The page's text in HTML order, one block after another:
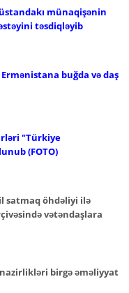
münaqişənin
təsdiqləyib
buğda və daş
"Türkiye
(FOTO)
satmaq öhdəliyi ilə
vətəndaşlara
birgə əməliyyat